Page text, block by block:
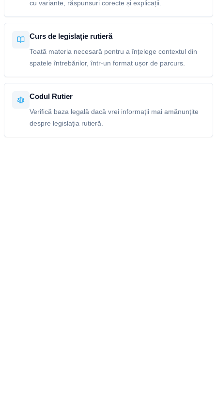
cu variante, răspunsuri corecte și explicații.
Curs de legislație rutieră
Toată materia necesară pentru a înțelege contextul din
spatele întrebărilor, într-un format ușor de parcurs.
Codul Rutier
Verifică baza legală dacă vrei informații mai amănunțite
despre legislația rutieră.